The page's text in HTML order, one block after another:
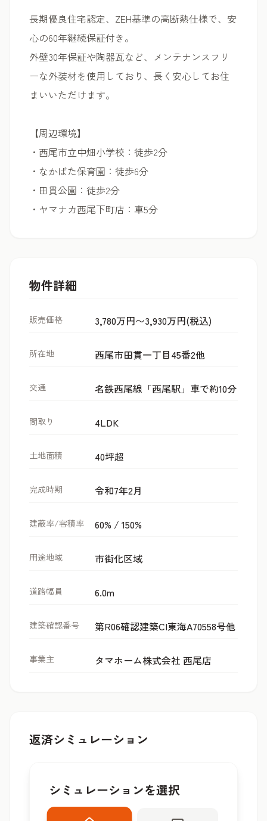
長期優良住宅認定、ZEH基準の高断熱仕様で、安
心の60年継続保証付き。
外壁30年保証や陶器瓦など、メンテナンスフリ
ーな外装材を使用しており、長く安心してお住
まいいただけます。
【周辺環境】
・西尾市立中畑小学校：徒歩2分
・なかばた保育園：徒歩6分
・田貫公園：徒歩2分
・ヤマナカ西尾下町店：車5分
物件詳細
販売価格 3,780万円〜3,930万円(税込)
所在地 西尾市田貫一丁目45番2他
交通 名鉄西尾線「西尾駅」車で約10分
間取り 4LDK
土地面積 40坪超
完成時期 令和7年2月
建蔽率/容積率 60% / 150%
用途地域 市街化区域
道路幅員 6.0m
建築確認番号 第R06確認建築CI東海A70558号他
事業主 タマホーム株式会社 西尾店
返済シミュレーション
シミュレーションを選択